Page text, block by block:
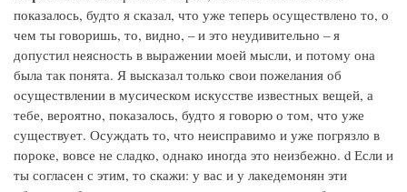
показалось, будто я сказал, что уже теперь осуществлено то, о
чем ты говоришь, то, видно, – и это неудивительно – я
допустил неясность в выражении моей мысли, и потому она
была так понята. Я высказал только свои пожелания об
осуществлении в мусическом искусстве известных вещей, а
тебе, вероятно, показалось, будто я говорю о том, что уже
существует. Осуждать то, что неисправимо и уже погрязло в
пороке, вовсе не сладко, однако иногда это неизбежно. d Если и
ты согласен с этим, то скажи: у вас и у лакедемонян эти